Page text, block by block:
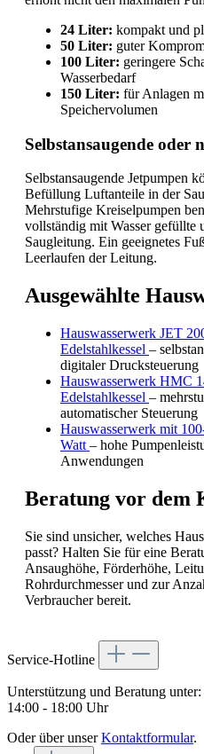
24 Liter: kompakt und
50 Liter: guter
100 Liter: geringere
Wasserbedarf
150 Liter: für Anlagen
Speichervolumen
Selbstansaugende oder
Selbstansaugende Jetpumpen
Befüllung Luftanteile in der
Mehrstufige Kreiselpumpen
vollständig mit Wasser gefüllte
Saugleitung. Ein geeignetes
Leerlaufen der Leitung.
Ausgewählte
Hauswasserwerk JET
Edelstahlkessel –
digitaler Drucksteuerung
Hauswasserwerk HMC
Edelstahlkessel –
automatischer Steuerung
Hauswasserwerk mit
Watt – hohe
Anwendungen
Beratung vor dem
Sie sind unsicher, welches
passt? Halten Sie für eine
Ansaughöhe, Förderhöhe,
Rohrdurchmesser und zur
Verbraucher bereit.
Service-Hotline
Unterstützung und Beratung unter:
14:00 - 18:00 Uhr
Oder über unserKontaktformular.